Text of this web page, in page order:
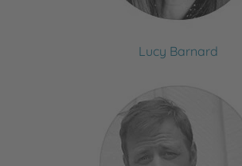
Lucy Barnard